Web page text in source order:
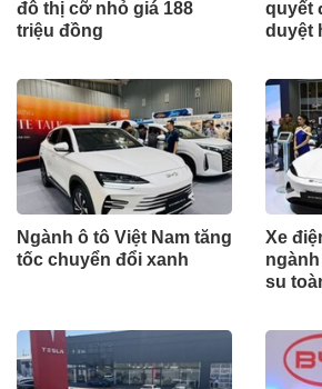
đô thị cỡ nhỏ giá 188
triệu đồng
quyết
duyệt
Ngành ô tô Việt Nam tăng
tốc chuyển đổi xanh
Xe
su